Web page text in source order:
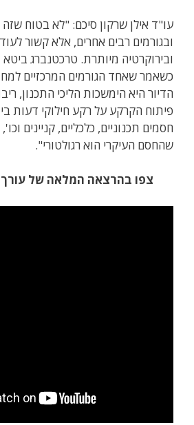
עו"ד אילן שרקון סיכם: "לא בטוח שזה
ובגורמים רבים אחרים, אלא קשור
ובירוקרטיה מיותרת. טרכטנברג
כשאמר שאחד הגורמים המרכזיים
הדיור היא הימשכות הליכי התכנון,
פיתוח הקרקע על רקע חילוקי דעות
חסמים תכנוניים, כלכליים, קניינים
שהחסם העיקרי הוא רגולטורי".
צפו בהרצאה המלאה של עורך